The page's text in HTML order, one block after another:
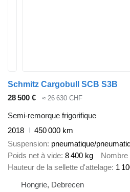
Schmitz Cargobull SCB S3B
28 500 €
≈ 26 630 CHF
Semi-remorque frigorifique
2018
450 000 km
Suspension pneumatique/
Poids net à vide 8 400 kg Nombre
Hauteur de la sellette d'attelage 1
Hongrie, Debrecen